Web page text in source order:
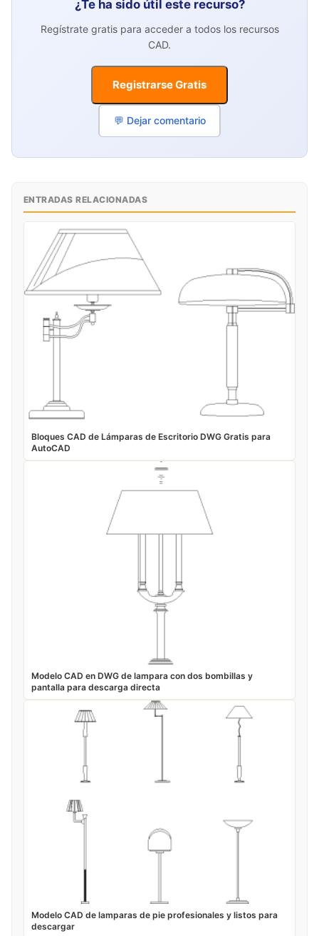
¿Te ha sido útil este recurso?
Regístrate gratis para acceder a todos los recursos
CAD.
Registrarse Gratis
💬 Dejar comentario
ENTRADAS RELACIONADAS
Bloques CAD de Lámparas de Escritorio DWG Gratis para
AutoCAD
Modelo CAD en DWG de lampara con dos bombillas y
pantalla para descarga directa
Modelo CAD de lamparas de pie profesionales y listos para
descargar